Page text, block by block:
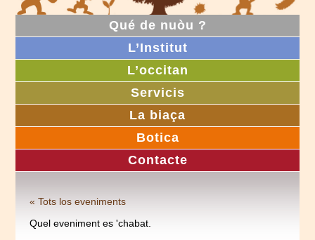
Qué de nuòu ?
L’Institut
L’occitan
Servicis
La biaça
Botica
Contacte
« Tots los eveniments
Quel eveniment es 'chabat.